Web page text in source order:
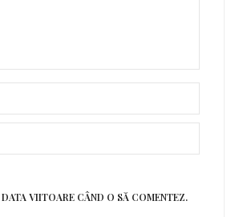
VIITOARE CÂND O SĂ COMENTEZ.